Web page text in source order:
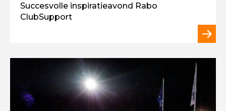
Succesvolle inspiratieavond Rabo
ClubSupport